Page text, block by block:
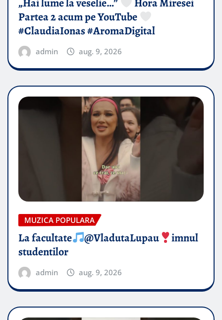
„Hai lume la veselie…”
Hora Miresei
Partea 2 acum pe YouTube
#ClaudiaIonas #AromaDigital
admin aug. 9, 2026
MUZICA POPULARA
La facultate @VladutaLupau
imnul
studentilor
admin aug. 9, 2026